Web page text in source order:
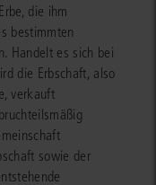
die ihm
bestimmten
Handelt es sich bei
die Erbschaft, also
verkauft
sowie der